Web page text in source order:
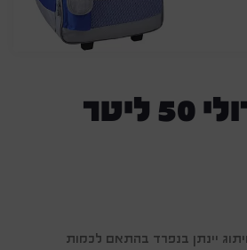
צידנית טרולי 50 ליטר
יינתן בנפרד בהתאם לכמות